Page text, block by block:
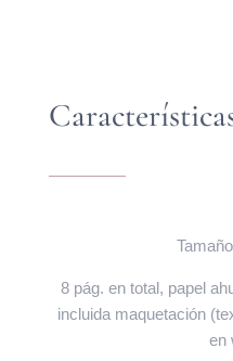
8 pág. en total, papel
incluida maquetación
en